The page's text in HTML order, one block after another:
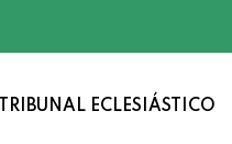
TRIBUNAL ECLESIÁSTICO